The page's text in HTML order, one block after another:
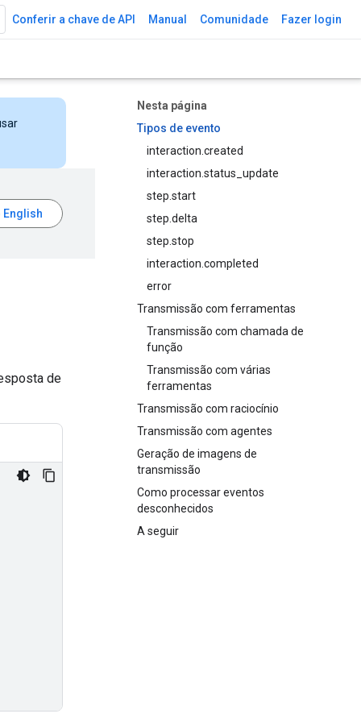
Conferir a chave de API Manual Comunidade Fazer login
Nesta página
Tipos de evento
interaction.created
interaction.status_update
step.start
step.delta
step.stop
interaction.completed
error
Transmissão com ferramentas
Transmissão com chamada de
função
Transmissão com várias
ferramentas
Transmissão com raciocínio
Transmissão com agentes
Geração de imagens de
transmissão
Como processar eventos
desconhecidos
A seguir
de